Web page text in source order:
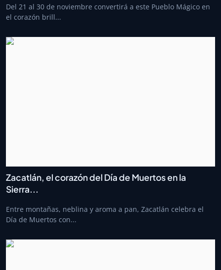
Del 21 al 30 de noviembre convertirá a este Pueblo Mágico en
el corazón brill...
Zacatlán, el corazón del Día de Muertos en la
Sierra...
Entre montañas, neblina y aroma a pan, Zacatlán celebra el
Día de Muertos con...